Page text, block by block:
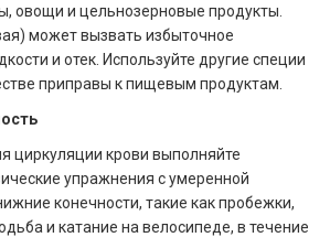
овощи и цельнозерновые продукты.
может вызвать избыточное
и отек. Используйте другие специи
приправы к пищевым продуктам.
циркуляции крови выполняйте
упражнения с умеренной
конечности, такие как пробежки,
и катание на велосипеде, в течение